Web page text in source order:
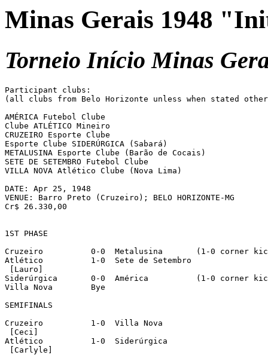
Minas Gerais 1948
Torneio Início Minas
Participant clubs:
(all clubs from Belo Horizonte unless when stated
AMÉRICA Futebol Clube
Clube ATLÉTICO Mineiro
CRUZEIRO Esporte Clube
Esporte Clube SIDERÚRGICA (Sabará)
METALUSINA Esporte Clube (Barão de Cocais)
SETE DE SETEMBRO Futebol Clube
VILLA NOVA Atlético Clube (Nova Lima)
DATE: Apr 25, 1948
VENUE: Barro Preto (Cruzeiro); BELO HORIZONTE-MG
Cr$ 26.330,00
1ST PHASE
Cruzeiro	  0-0  Metalusina	(1-0 corner kicks)
Atlético	  1-0  Sete de Setembro
[Lauro]
Siderúrgica	  0-0  América		(1-0 corner kicks)
Villa Nova	  Bye
SEMIFINALS
Cruzeiro	  1-0  Villa Nova
[Ceci]
Atlético	  1-0  Siderúrgica
[Carlyle]